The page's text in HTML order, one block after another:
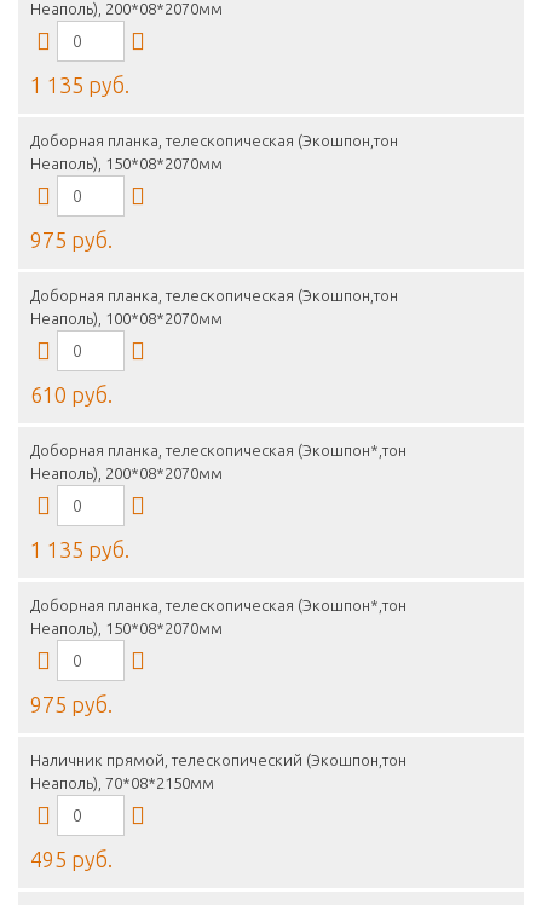
Неаполь), 200*08*2070мм
1 135 руб.
Доборная планка, телескопическая (Экошпон,тон
Неаполь), 150*08*2070мм
975 руб.
Доборная планка, телескопическая (Экошпон,тон
Неаполь), 100*08*2070мм
610 руб.
Доборная планка, телескопическая (Экошпон*,тон
Неаполь), 200*08*2070мм
1 135 руб.
Доборная планка, телескопическая (Экошпон*,тон
Неаполь), 150*08*2070мм
975 руб.
Наличник прямой, телескопический (Экошпон,тон
Неаполь), 70*08*2150мм
495 руб.